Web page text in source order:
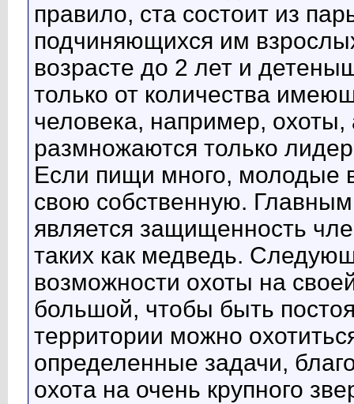
правило, ста состоит из
подчиняющихся им
возрасте до 2 лет и
только от количества
человека, например, охоты,
размножаются только
Если пищи много, молодые
свою собственную.
является защищенность
таких как медведь.
возможности охоты на
большой, чтобы быть
территории можно
определенные задачи,
охота на очень крупного